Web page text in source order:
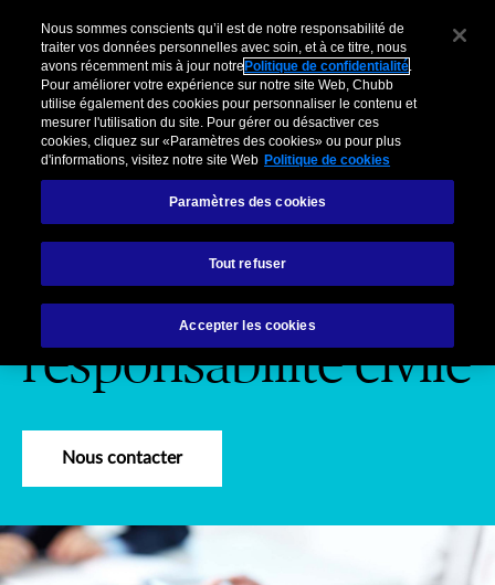
Pour Clients Entreprises Courtiers Organisations partenaires
Nos services Risk engineering responsabilité civile
Risk engineering
responsabilité civile
Nous contacter
Nous sommes conscients qu’il est de notre responsabilité de
traiter vos données personnelles avec soin, et à ce titre, nous
avons récemment mis à jour notre Politique de confidentialité.
Pour améliorer votre expérience sur notre site Web, Chubb
utilise également des cookies pour personnaliser le contenu et
mesurer l'utilisation du site. Pour gérer ou désactiver ces
cookies, cliquez sur «Paramètres des cookies» ou pour plus
d'informations, visitez notre site Web Politique de cookies
Paramètres des cookies
Tout refuser
Accepter les cookies